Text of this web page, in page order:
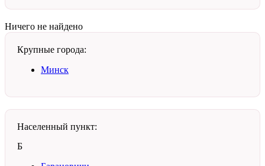
Ничего не найдено
Крупные города:
Минск
Населенный пункт:
Б